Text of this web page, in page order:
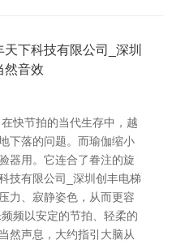
下科技有限公司_深圳
然音效
快节拍的当代生存中，越
下落的问题。而瑜伽缩小
器用。它连合了眷注的旋
技有限公司_深圳创丰电梯
力、寂静姿色，从而更容
频以安定的节拍、轻柔的
然声息，大约指引大脑从